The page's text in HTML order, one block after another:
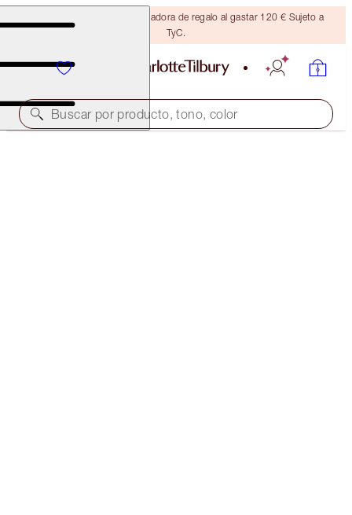
Consigue una brocha bronceadora de regalo al gastar 120 € Sujeto a
TyC.
Buscar por producto, tono, color